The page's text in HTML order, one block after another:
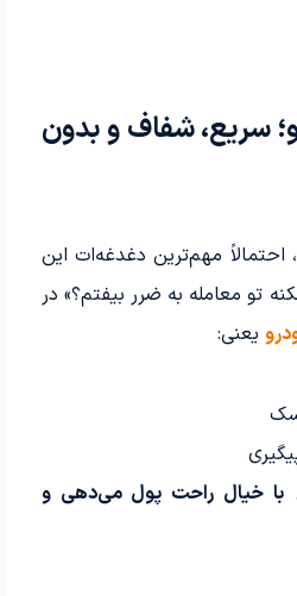
سریع، شفاف و بدون
احتمالاً مهم‌ترین دغدغه‌ات این
تو معامله به ضرر بیفتم؟» در
یعنی:
با خیال راحت پول می‌دهی و